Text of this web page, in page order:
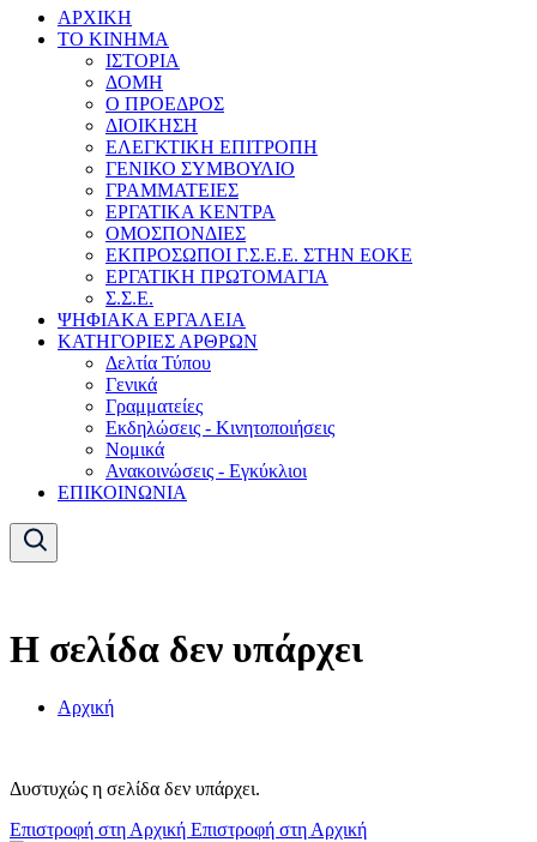
ΑΡΧΙΚΗ
ΤΟ ΚΙΝΗΜΑ
ΙΣΤΟΡΙΑ
ΔΟΜΗ
Ο ΠΡΟΕΔΡΟΣ
ΔΙΟΙΚΗΣΗ
ΕΛΕΓΚΤΙΚΗ ΕΠΙΤΡΟΠΗ
ΓΕΝΙΚΟ ΣΥΜΒΟΥΛΙΟ
ΓΡΑΜΜΑΤΕΙΕΣ
ΕΡΓΑΤΙΚΑ ΚΕΝΤΡΑ
ΟΜΟΣΠΟΝΔΙΕΣ
ΕΚΠΡΟΣΩΠΟΙ Γ.Σ.Ε.Ε. ΣΤΗΝ ΕΟΚΕ
ΕΡΓΑΤΙΚΗ ΠΡΩΤΟΜΑΓΙΑ
Σ.Σ.Ε.
ΨΗΦΙΑΚΑ ΕΡΓΑΛΕΙΑ
ΚΑΤΗΓΟΡΙΕΣ ΑΡΘΡΩΝ
Δελτία Τύπου
Γενικά
Γραμματείες
Εκδηλώσεις - Κινητοποιήσεις
Νομικά
Ανακοινώσεις - Εγκύκλιοι
ΕΠΙΚΟΙΝΩΝΙΑ
Η σελίδα δεν υπάρχει
Αρχική
Δυστυχώς η σελίδα δεν υπάρχει.
Επιστροφή στη Αρχική Επιστροφή στη Αρχική